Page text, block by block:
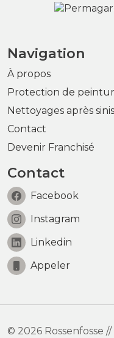
Navigation
À propos
Protection de
Nettoyages après
Contact
Devenir Franchisé
Contact
Facebook
Instagram
Linkedin
Appeler
© 2026 Rossenfosse